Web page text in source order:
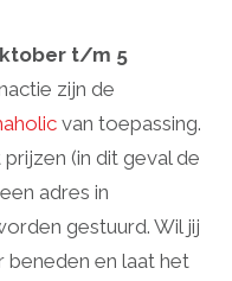
t/m 5
zijn de
van toepassing.
(in dit geval de
adres in
gestuurd. Wil jij
beneden en laat het